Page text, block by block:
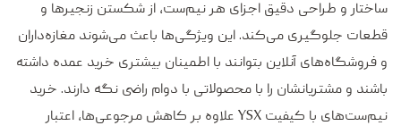
ساختار و طراحی دقیق اجزای هر نیم‌ست، از شکستن زنجیرها و
قطعات جلوگیری می‌کند. این ویژگی‌ها باعث می‌شوند مغازه‌داران
و فروشگاه‌های آنلاین بتوانند با اطمینان بیشتری خرید عمده داشته
باشند و مشتریانشان را با محصولاتی با دوام راضی نگه دارند. خرید
نیم‌ست‌های با کیفیت YSX علاوه بر کاهش مرجوعی‌ها، اعتبار